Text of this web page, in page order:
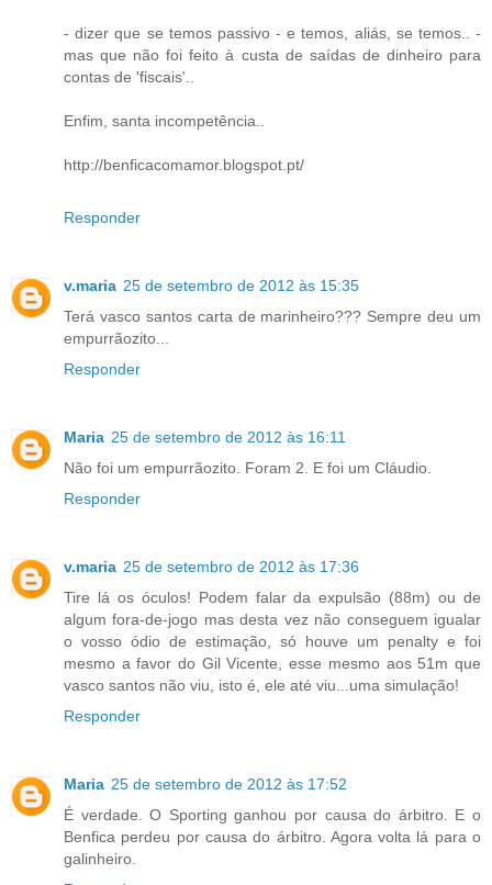
- dizer que se temos passivo - e temos, aliás, se temos.. -
mas que não foi feito à custa de saídas de dinheiro para
contas de 'fiscais'..
Enfim, santa incompetência..
http://benficacomamor.blogspot.pt/
Responder
v.maria 25 de setembro de 2012 às 15:35
Terá vasco santos carta de marinheiro??? Sempre deu um
empurrãozito...
Responder
Maria 25 de setembro de 2012 às 16:11
Não foi um empurrãozito. Foram 2. E foi um Cláudio.
Responder
v.maria 25 de setembro de 2012 às 17:36
Tire lá os óculos! Podem falar da expulsão (88m) ou de
algum fora-de-jogo mas desta vez não conseguem igualar
o vosso ódio de estimação, só houve um penalty e foi
mesmo a favor do Gil Vicente, esse mesmo aos 51m que
vasco santos não viu, isto é, ele até viu...uma simulação!
Responder
Maria 25 de setembro de 2012 às 17:52
É verdade. O Sporting ganhou por causa do árbitro. E o
Benfica perdeu por causa do árbitro. Agora volta lá para o
galinheiro.